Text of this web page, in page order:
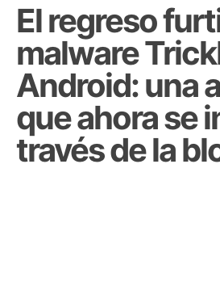
El regreso
malware
Android: una
que ahora se
través de la